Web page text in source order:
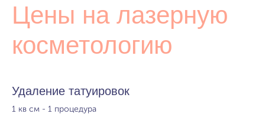
Цены на лазерную
косметологию
Удаление татуировок
1 кв см - 1 процедура